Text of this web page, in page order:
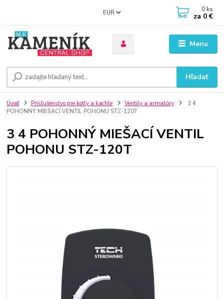
Menu
EUR
Hľadať
0 ks
za 0 €
Úvod Príslušenstvo pre kotly a kachle Ventily a armatúry
3 4
POHONNÝ MIEŠACÍ VENTIL POHONU STZ-120T
3 4 POHONNÝ MIEŠACÍ VENTIL
POHONU STZ-120T